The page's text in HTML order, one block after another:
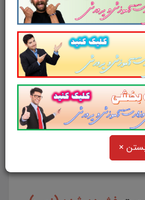
×
محور حول
از موقعیت های شغلی
در جریان
مصاحبه
محورهای اعلامی
جهت افزایش